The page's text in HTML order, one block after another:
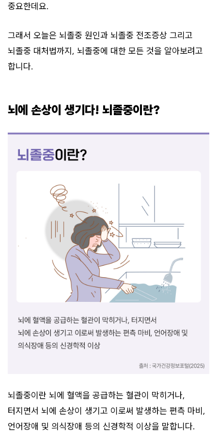
중요한데요.
그래서 오늘은 뇌졸중 원인과 뇌졸중 전조증상 그리고
뇌졸중 대처법까지, 뇌졸중에 대한 모든 것을 알아보려고
합니다.
뇌에 손상이 생기다! 뇌졸중이란?
뇌졸중이란 뇌에 혈액을 공급하는 혈관이 막히거나,
터지면서 뇌에 손상이 생기고 이로써 발생하는 편측 마비,
언어장애 및 의식장애 등의 신경학적 이상을 말합니다.